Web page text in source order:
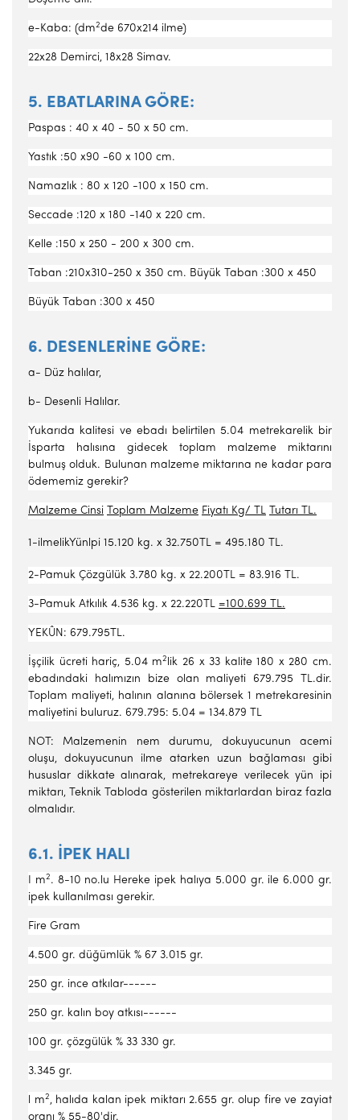
e-Kaba: (dm2de 670x214 ilme)
22x28 Demirci, 18x28 Simav.
5. EBATLARINA GÖRE:
Paspas : 40 x 40 - 50 x 50 cm.
Yastık :50 x90 -60 x 100 cm.
Namazlık : 80 x 120 -100 x 150 cm.
Seccade :120 x 180 -140 x 220 cm.
Kelle :150 x 250 - 200 x 300 cm.
Taban :210x310-250 x 350 cm. Büyük Taban :300 x 450
Büyük Taban :300 x 450
6. DESENLERİNE GÖRE:
a- Düz halılar,
b- Desenli Halılar.
Yukarıda kalitesi ve ebadı belirtilen 5.04 metrekarelik bir
İsparta halı­sına gidecek toplam malzeme miktarını
bulmuş olduk. Bulunan mal­zeme miktarına ne kadar para
ödememiz gerekir?
Malzeme Cinsi Toplam Malzeme Fiyatı Kg/ TL Tutarı TL.
1-ilmelikYünlpi 15.120 kg. x 32.750TL = 495.180 TL.
2-Pamuk Çözgülük 3.780 kg. x 22.200TL = 83.916 TL.
3-Pamuk Atkılık 4.536 kg. x 22.220TL =100.699 TL.
YEKÛN: 679.795TL.
İşçilik ücreti hariç, 5.04 m2lik 26 x 33 kalite 180 x 280 cm.
ebadındaki halımızın bize olan maliyeti 679.795 TL.dir.
Toplam mali­yeti, halının alanına bölersek 1 metrekaresinin
maliyetini buluruz. 679.795: 5.04 = 134.879 TL
NOT: Malzemenin nem durumu, dokuyucunun acemi
oluşu, dokuyucunun ilme atarken uzun bağlaması gibi
hususlar dikkate alı­narak, metrekareye verilecek yün ipi
miktarı, Teknik Tabloda gösteri­len miktarlardan biraz fazla
olmalıdır.
6.1. İPEK HALI
I m2. 8-10 no.lu Hereke ipek halıya 5.000 gr. ile 6.000 gr.
ipek kullanılması gerekir.
Fire Gram
4.500 gr. düğümlük % 67 3.015 gr.
250 gr. ince atkılar------
250 gr. kalın boy atkısı------
100 gr. çözgülük % 33 330 gr.
3.345 gr.
l m2, halıda kalan ipek miktarı 2.655 gr. olup fire ve zayiat
oranı % 55-80'dir.